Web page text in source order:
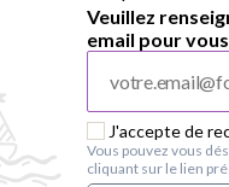
Veuillez
email pour
J'accepte de
Vous pouvez vous
cliquant sur le lien